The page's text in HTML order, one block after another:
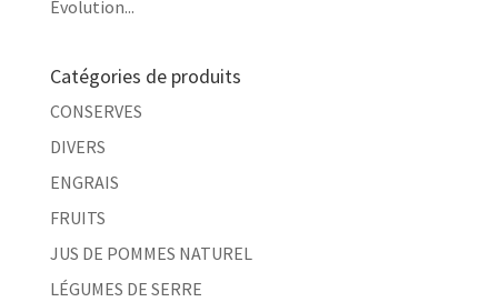
Évolution...
Catégories de produits
CONSERVES
DIVERS
ENGRAIS
FRUITS
JUS DE POMMES NATUREL
LÉGUMES DE SERRE